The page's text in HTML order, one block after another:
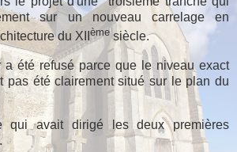
sur un nouveau carrelage en
du XII èmesiècle.
a été refusé parce que le niveau exact
pas été clairement situé sur le plan du
qui avait dirigé les deux premières